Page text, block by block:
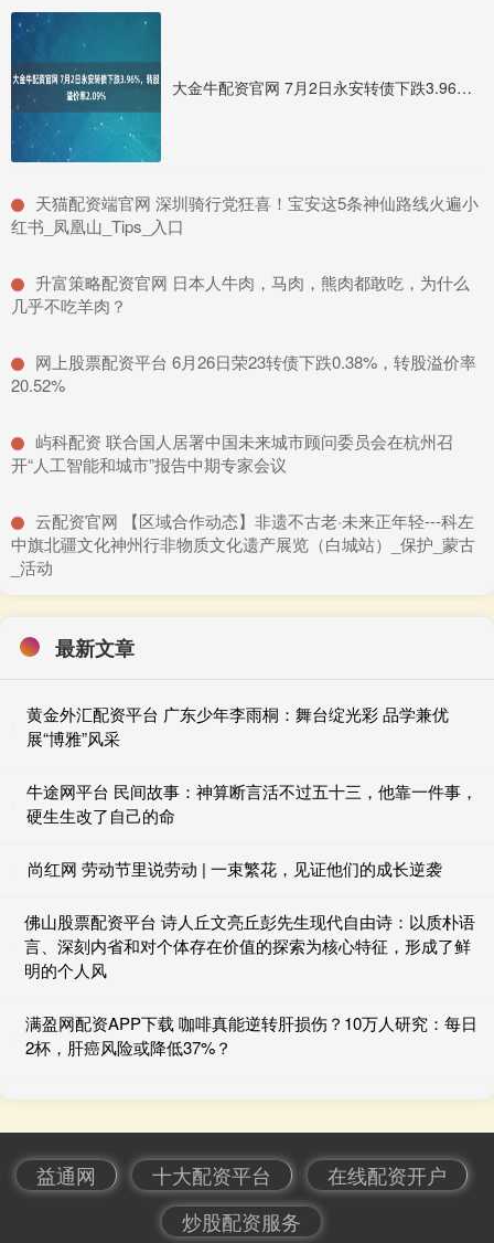
大金牛配资官网 7月2日永安转债下跌3.96%，转股溢价率2.09%
​天猫配资端官网 深圳骑行党狂喜！宝安这5条神仙路线火遍小
红书_凤凰山_Tips_入口
​升富策略配资官网 日本人牛肉，马肉，熊肉都敢吃，为什么
几乎不吃羊肉？
​网上股票配资平台 6月26日荣23转债下跌0.38%，转股溢价率
20.52%
​屿科配资 联合国人居署中国未来城市顾问委员会在杭州召
开“人工智能和城市”报告中期专家会议
​云配资官网 【区域合作动态】非遗不古老·未来正年轻---科左
中旗北疆文化神州行非物质文化遗产展览（白城站）_保护_蒙古
_活动
最新文章
黄金外汇配资平台 广东少年李雨桐：舞台绽光彩 品学兼优
展“博雅”风采
牛途网平台 民间故事：神算断言活不过五十三，他靠一件事，
硬生生改了自己的命
尚红网 劳动节里说劳动 | 一束繁花，见证他们的成长逆袭
佛山股票配资平台 诗人丘文亮丘彭先生现代自由诗：以质朴语
言、深刻内省和对个体存在价值的探索为核心特征，形成了鲜
明的个人风
满盈网配资APP下载 咖啡真能逆转肝损伤？10万人研究：每日
2杯，肝癌风险或降低37%？
益通网 十大配资平台
在线配资开户
炒股配资服务